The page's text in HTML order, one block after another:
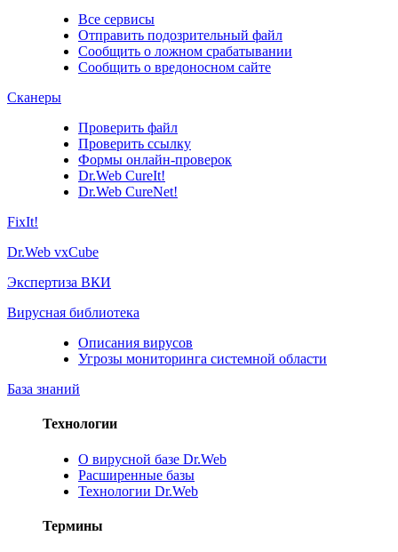
Все сервисы
Отправить подозрительный файл
Сообщить о ложном срабатывании
Сообщить о вредоносном сайте
Сканеры
Проверить файл
Проверить ссылку
Формы онлайн-проверок
Dr.Web CureIt!
Dr.Web CureNet!
FixIt!
Dr.Web vxCube
Экспертиза ВКИ
Вирусная библиотека
Описания вирусов
Угрозы мониторинга системной области
База знаний
Технологии
О вирусной базе Dr.Web
Расширенные базы
Технологии Dr.Web
Термины